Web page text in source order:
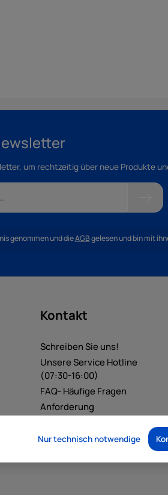
um rechtzeitig über neue Produkte
genommen und dieAGBgelesen und bin mit
Kontakt
Schreiben Sie uns!
Unsere Service Hotline
(07:30-16:00)
FAQ- Häufige Fragen
Anforderung
Geschäftskunden
Nur technisch notwendige